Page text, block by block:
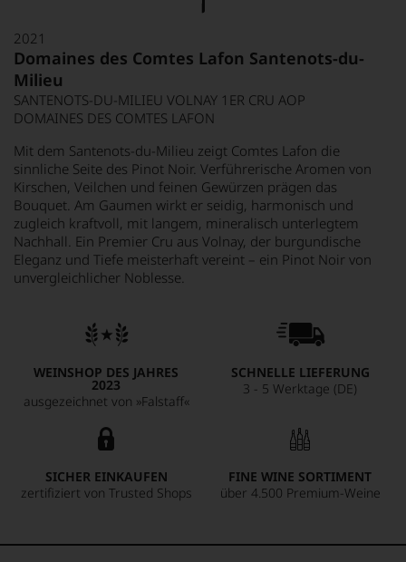
2021
Domaines des Comtes Lafon Santenots-du-
Milieu
SANTENOTS-DU-MILIEU VOLNAY 1ER CRU AOP
DOMAINES DES COMTES LAFON
Mit dem Santenots-du-Milieu zeigt Comtes Lafon die
sinnliche Seite des Pinot Noir. Verführerische Aromen von
Kirschen, Veilchen und feinen Gewürzen prägen das
Bouquet. Am Gaumen wirkt er seidig, harmonisch und
zugleich kraftvoll, mit langem, mineralisch unterlegtem
Nachhall. Ein Premier Cru aus Volnay, der burgundische
Eleganz und Tiefe meisterhaft vereint – ein Pinot Noir von
unvergleichlicher Noblesse.
WEINSHOP DES JAHRES
2023
ausgezeichnet von »Falstaff«
SCHNELLE LIEFERUNG
3 - 5 Werktage (DE)
SICHER EINKAUFEN
zertifiziert von Trusted Shops
FINE WINE SORTIMENT
über 4.500 Premium-Weine